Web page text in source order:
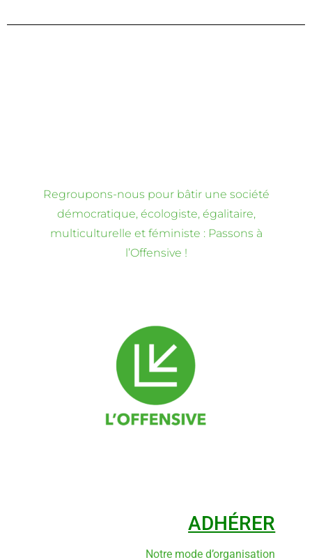
Regroupons-nous pour bâtir une société
démocratique, écologiste, égalitaire,
multiculturelle et féministe : Passons à
l’Offensive !
ADHÉRER
Notre mode d’organisation